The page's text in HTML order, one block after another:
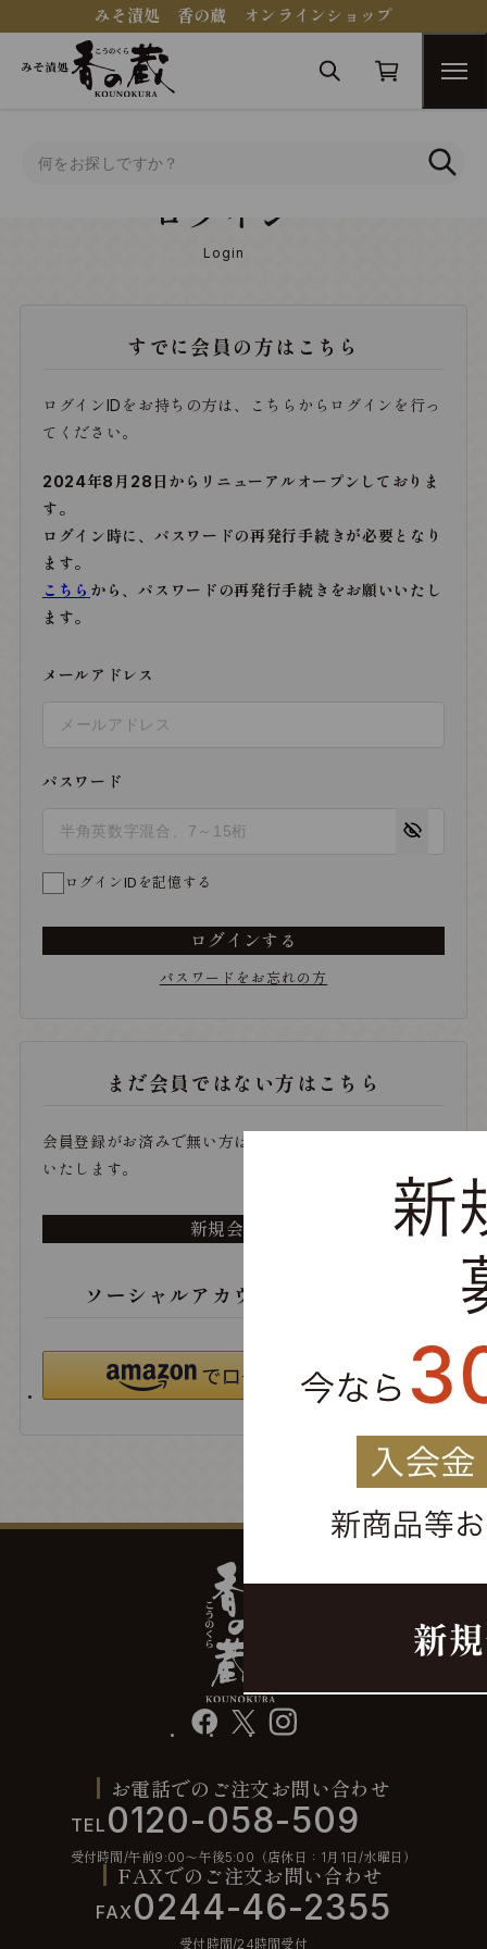
みそ漬処 香の蔵 オンラインショップ
ログイン
Login
すでに会員の方はこちら
ログインIDをお持ちの方は、こちらからログインを行っ
てください。
2024年8月28日からリニューアルオープンしておりま
す。
ログイン時に、パスワードの再発行手続きが必要となり
ます。
こちら から、パスワードの再発行手続きをお願いいたし
ます。
メールアドレス
パスワード
ログインIDを記憶する
ログインする
パスワードをお忘れの方
まだ会員ではない方はこちら
会員登録がお済みで無い方は、こちらから登録をお願い
いたします。
新規会員登録
ソーシャルアカウントでログイン
facebook instagram
お電話でのご注文お問い合わせ
TEL 0120-058-509
受付時間/午前9:00〜午後5:00（店休日：1月1日/水曜日）
FAXでのご注文お問い合わせ
FAX0244-46-2355
受付時間/24時間受付